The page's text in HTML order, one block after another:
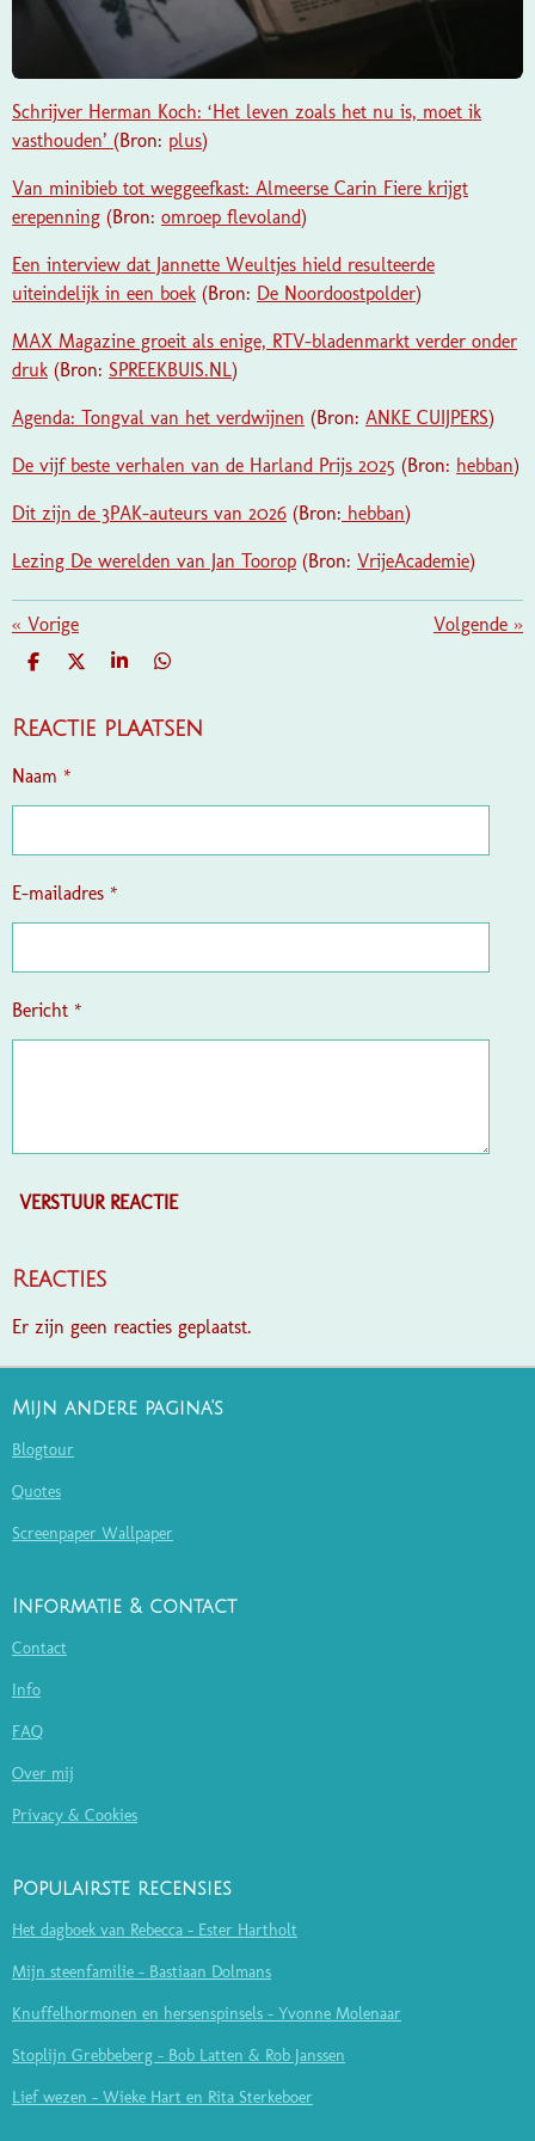
Schrijver Herman Koch: ‘Het leven zoals het nu is, moet ik
vasthouden’ (Bron: plus)
Van minibieb tot weggeefkast: Almeerse Carin Fiere krijgt
erepenning (Bron: omroep flevoland)
Een interview dat Jannette Weultjes hield resulteerde
uiteindelijk in een boek (Bron: De Noordoostpolder)
MAX Magazine groeit als enige, RTV-bladenmarkt verder onder
druk (Bron: SPREEKBUIS.NL)
Agenda: Tongval van het verdwijnen (Bron: ANKE CUIJPERS)
De vijf beste verhalen van de Harland Prijs 2025 (Bron: hebban)
Dit zijn de 3PAK-auteurs van 2026 (Bron: hebban)
Lezing De werelden van Jan Toorop (Bron: VrijeAcademie)
« Vorige Volgende »
D
E
D
L
S
R
D
E
Reactie plaatsen
Naam *
E-mailadres *
Bericht *
VERSTUUR REACTIE
Reacties
Er zijn geen reacties geplaatst.
Mijn andere pagina's
Blogtour
Quotes
Screenpaper Wallpaper
Informatie & contact
Contact
Info
FAQ
Over mij
Privacy & Cookies
Populairste recensies
Het dagboek van Rebecca - Ester Hartholt
Mijn steenfamilie - Bastiaan Dolmans
Knuffelhormonen en hersenspinsels - Yvonne Molenaar
Stoplijn Grebbeberg - Bob Latten & Rob Janssen
Lief wezen - Wieke Hart en Rita Sterkeboer